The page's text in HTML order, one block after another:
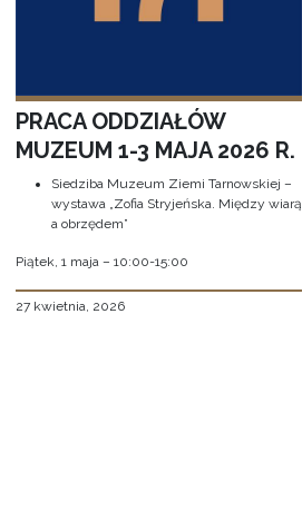
PRACA ODDZIAŁÓW
MUZEUM 1-3 MAJA 2026 R.
Siedziba Muzeum Ziemi Tarnowskiej –
wystawa „Zofia Stryjeńska. Między wiarą
a obrzędem”
Piątek, 1 maja – 10:00-15:00
27 kwietnia, 2026